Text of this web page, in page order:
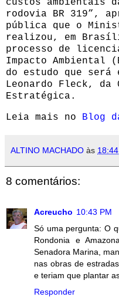
custos ambientais
rodovia BR 319”,
pública que o
realizou, em
processo de
Impacto Ambiental
do estudo que será
Leonardo Fleck, da
Estratégica.
Leia mais no Blog
ALTINO MACHADO às 18:44
8 comentários:
Acreucho 10:43 PM
Só uma pergunta: O
Rondonia e
Senadora Marina,
nas obras de
e teriam que plantar
Responder